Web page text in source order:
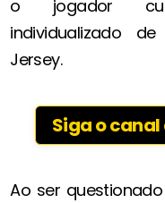
o jogador
individualizado
Jersey.
Siga o
Ao ser